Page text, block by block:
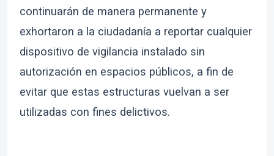
continuarán de manera permanente y
exhortaron a la ciudadanía a reportar cualquier
dispositivo de vigilancia instalado sin
autorización en espacios públicos, a fin de
evitar que estas estructuras vuelvan a ser
utilizadas con fines delictivos.